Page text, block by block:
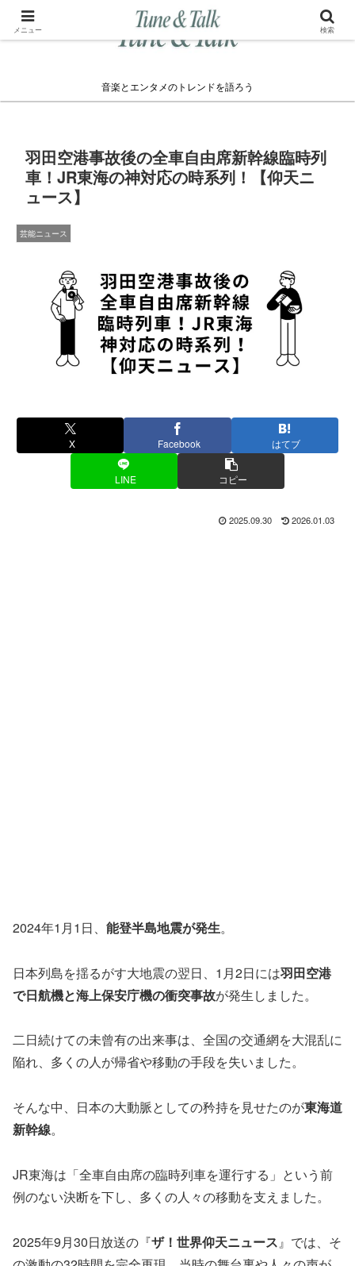
音楽とエンタメのトレンドを語ろう
羽田空港事故後の全車自由席新幹線臨時列
車！JR東海の神対応の時系列！【仰天ニ
ュース】
芸能ニュース
X Facebook はてブ
LINE コピー
2025.09.30 2026.01.03
2024年1月1日、 能登半島地震が発生。
日本列島を揺るがす大地震の翌日、1月2日には羽田空港
で日航機と海上保安庁機の衝突事故が発生しました。
二日続けての未曾有の出来事は、全国の交通網を大混乱に
陥れ、多くの人が帰省や移動の手段を失いました。
そんな中、日本の大動脈としての矜持を見せたのが東海道
新幹線。
JR東海は「全車自由席の臨時列車を運行する」という前
例のない決断を下し、多くの人々の移動を支えました。
2025年9月30日放送の『ザ！世界仰天ニュース』では、そ
メニュー 検索